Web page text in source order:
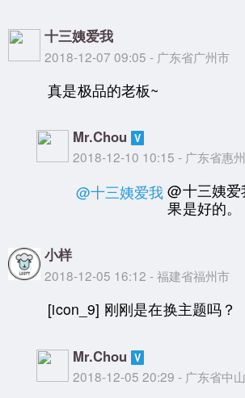
十三姨爱我
2018-12-07 09:05 - 广东省广州市
真是极品的老板~
Mr.Chou
2018-12-10 10:15 - 广东省惠
@十三姨爱我 @十三姨
果是好的。
小样
2018-12-05 16:12 - 福建省福州市
[icon_9] 刚刚是在换主题吗？
Mr.Chou
2018-12-05 20:29 - 广东省中